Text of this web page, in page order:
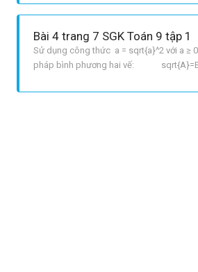
lớn hơn hoặc bằng 5 thì ta cộng thêm 1
Bài 4 trang 7 SGK Toán 9 tập 1
Sử dụng công thức a = sqrt{a}^2 với a ≥
pháp bình phương hai vế: sqrt{A}=B
số học: Với hai số a và b không âm ta